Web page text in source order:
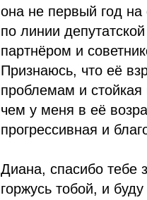
она не первый год
по линии
партнёром и
Признаюсь, что её
проблемам и
чем у меня в её
прогрессивная и
Диана, спасибо тебе
горжусь тобой, и